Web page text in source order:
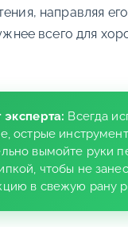
направляя
всего для
эксперта: Всегда
острые
вымойте руки
чтобы не
в свежую рану